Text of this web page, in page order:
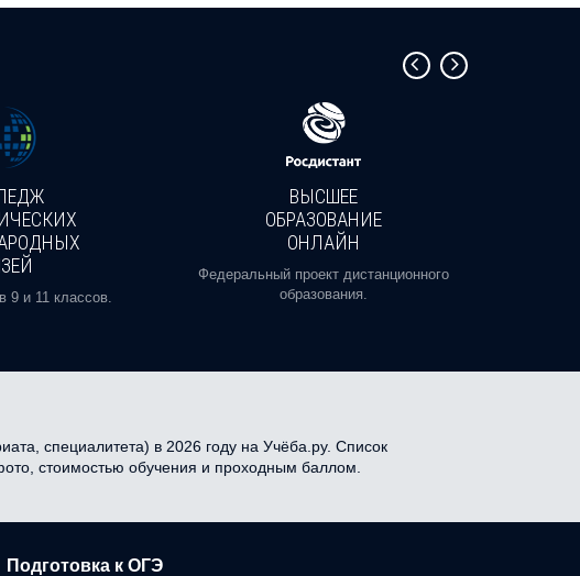
9 и 11 классов.
ВЫСШЕЕ
ОБРАЗОВАНИЕ
ОНЛАЙН
Федеральный проект дистанционного
образования.
специалитета) в 2026 году на Учёба.ру. Список
стоимостью обучения и проходным баллом.
Подготовка к ОГЭ